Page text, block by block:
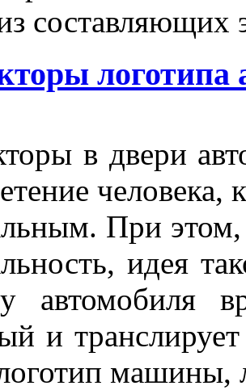
логотипа
в двери
человека,
При этом,
идея
автомобиля
и
машины,